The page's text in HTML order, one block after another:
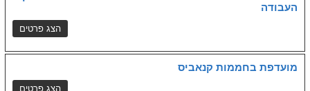
העבודה
מועדפת בחממות קנאביס